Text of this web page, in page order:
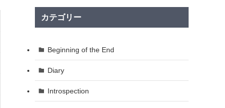
カテゴリー
Beginning of the End
Diary
Introspection